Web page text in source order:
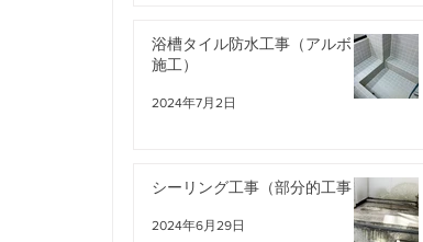
浴槽タイル防水工事（アルボン
施工）
2024年7月2日
シーリング工事（部分的工事）
2024年6月29日